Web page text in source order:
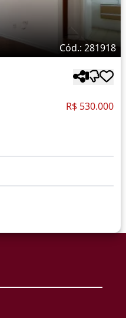
Cód.: 281918
R$ 530.000